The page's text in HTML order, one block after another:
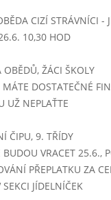
Pondělí 4. 1. 2016
CIZÍ STRÁVNÍCI -
10,30 HOD
OBĚDŮ, ŽÁCI ŠKOLY
DOSTATEČNÉ
UŽ NEPLAŤTE
ČIPU, 9. TŘÍDY
BUDOU VRACET 25.6.,
PŘEPLATKU ZA
SEKCI JÍDELNÍČEK